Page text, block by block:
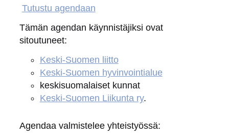
Tutustu agendaan
Tämän agendan käynnistäjiksi ovat
sitoutuneet:
Keski-Suomen liitto
Keski-Suomen hyvinvointialue
keskisuomalaiset kunnat
Keski-Suomen Liikunta ry.
Agendaa valmistelee yhteistyössä: